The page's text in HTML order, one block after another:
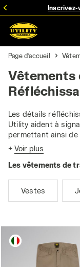
Inscrivez-vous
Profitez de la
Page d’accueil
Vêtements
Les détails
Utility aident à
permettant ainsi
améliorant son
+ Voir plus
Les vêtements de
Vestes